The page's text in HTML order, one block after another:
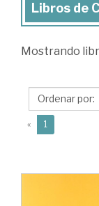
Libros
Conde
Elena
Libros de
Mostrando
« 1